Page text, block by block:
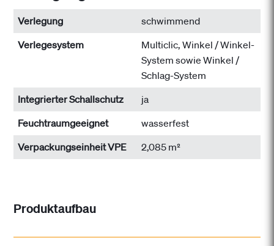
Verlegung
schwimmend
Verlegesystem
Multiclic, Winkel / Winkel-
System sowie Winkel /
Schlag-System
Integrierter Schallschutz
ja
Feuchtraumgeeignet
wasserfest
Verpackungseinheit VPE
2,085 m²
Produktaufbau